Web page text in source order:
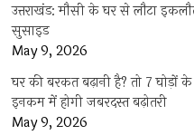
उत्तराखंड: मौसी के घर से लौटा
सुसाइड
May 9, 2026
घर की बरकत बढ़ानी है? तो 7 घोड़ों
इनकम में होगी जबरदस्त बढ़ोतरी
May 9, 2026